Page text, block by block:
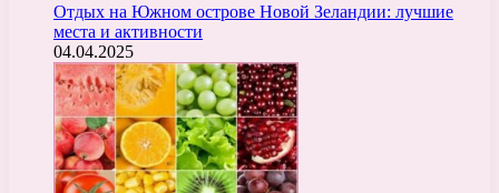
Отдых на Южном острове Новой Зеландии: лучшие
места и активности
04.04.2025